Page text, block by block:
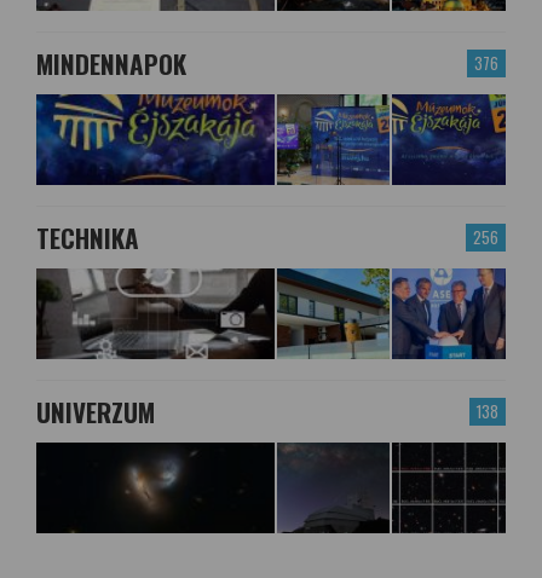
376
MINDENNAPOK
256
TECHNIKA
138
UNIVERZUM